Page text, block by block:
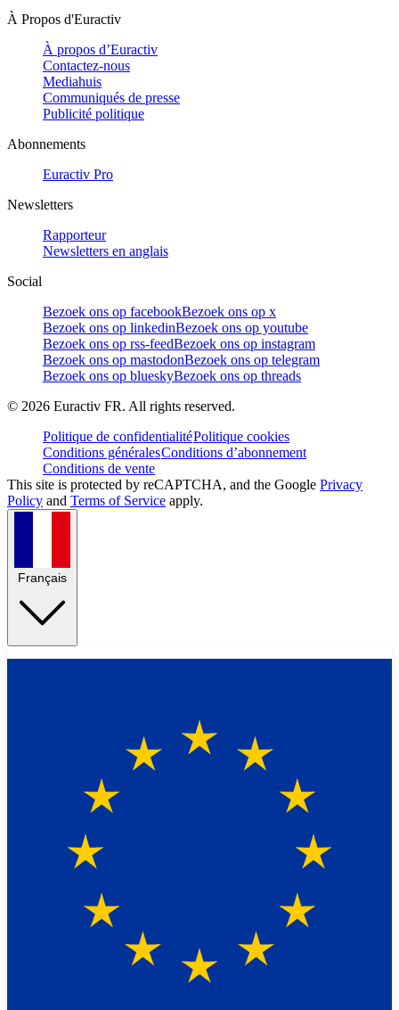
À Propos d'Euractiv
À propos d’Euractiv
Contactez-nous
Mediahuis
Communiqués de presse
Publicité politique
Abonnements
Euractiv Pro
Newsletters
Rapporteur
Newsletters en anglais
Social
Bezoek ons op facebookBezoek ons op x
Bezoek ons op linkedinBezoek ons op youtube
Bezoek ons op rss-feedBezoek ons op instagram
Bezoek ons op mastodonBezoek ons op telegram
Bezoek ons op blueskyBezoek ons op threads
© 2026 Euractiv FR. All rights reserved.
Politique de confidentialitéPolitique cookies
Conditions généralesConditions d’abonnement
Conditions de vente
This site is protected by reCAPTCHA, and the Google Privacy
Policy and Terms of Service apply.
Français